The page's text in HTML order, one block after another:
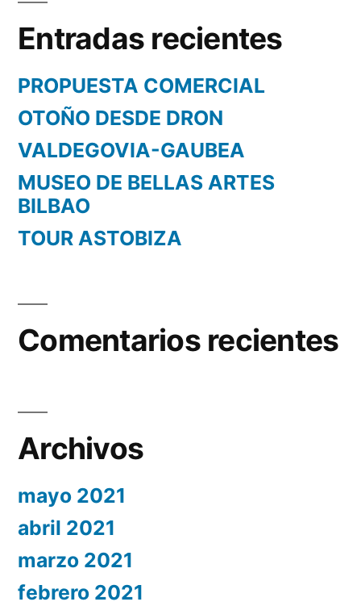
Entradas recientes
PROPUESTA COMERCIAL
OTOÑO DESDE DRON
VALDEGOVIA-GAUBEA
MUSEO DE BELLAS ARTES
BILBAO
TOUR ASTOBIZA
Comentarios recientes
Archivos
mayo 2021
abril 2021
marzo 2021
febrero 2021